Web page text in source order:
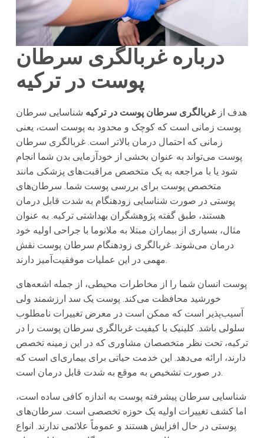
درباره غربالگری سرطان
پوست در ترکیه
هدف ازغربالگری سرطان پوست در ترکیه شناسایی سرطان
پوست زمانی است که کوچک و محدود به پوست است، یعنی
زمانی که احتمال درمان بالاتر است. غربالگری سرطان
پوست می‌تواند به عنوان بخشی از خودآزمایی بدن شما انجام
شود یا با مراجعه به یک متخصص مراقبت‌های پزشکی مانند
متخصص پوست برای بررسی پوست شما. سرطان‌های
پوستی در صورت شناسایی زودهنگام به شدت قابل درمان
هستند، طبق گفته پژوهشگران بهداشتی ترکیه. به عنوان
مثال، بسیاری از بیماران مبتلا به ملانوما با جراحی اولیه خود
درمان می‌شوند. غربالگری زودهنگام سرطان پوست نقش
مهمی در این عملیات موفقیت‌آمیز دارند.
پوست انسان شما را از مخاطرات محیطی، از جمله اشعه‌های
خورشید محافظت می‌کند. پوست یک سد ارزشمند ولی
آسیب‌پذیر است که ممکن است در معرض تغییرات نامطلوب
سلولی باشد. کلینیک با کیفیت غربالگری سرطان پوست را در
ترکیه، تحت نظر متخصصان مشاوری که در این زمینه تخصص
دارند، ارائه می‌دهد. این خدمت حیاتی برای بیماری‌ای است که
در صورت تشخیص به موقع به شدت قابل درمان است.
شناسایی سرطان پیشرفته پوست به اندازه کافی ساده است،
اما کشف تغییرات اولیه یک حوزه تخصصی است. سرطان‌های
پوستی در حال افزایش هستند و عموماً علائمی ندارند. انواع